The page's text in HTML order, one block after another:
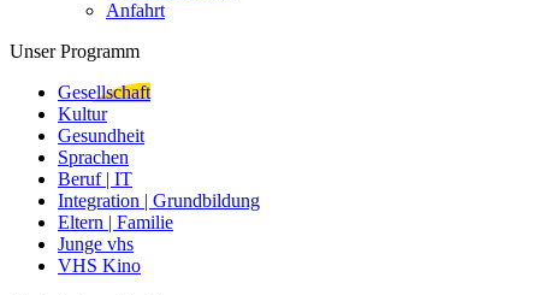
Anfahrt
Unser Programm
Gesellschaft
Kultur
Gesundheit
Sprachen
Beruf | IT
Integration | Grundbildung
Eltern | Familie
Junge vhs
VHS Kino